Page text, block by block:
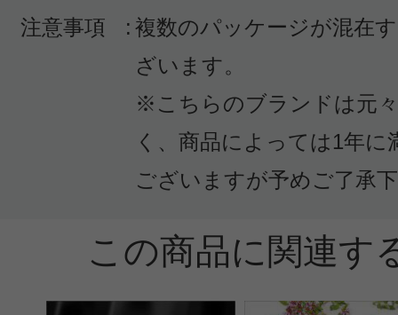
感じた効能：頭皮のエイジング/さら
ムアップ(ヘア)/オーガニックコスメ
購入品：ボリュームシャンプー・ビ
オーガニックシャンプーなのに泡立
く、そのためノンストレスで地肌
がりは ふんわりサラサラで、時
注意事項 : 複数のパッケージが混在
ざいます。
※こちらのブランドは元
く、商品によっては1年に
ございますが予めご了承
この商品に関連す